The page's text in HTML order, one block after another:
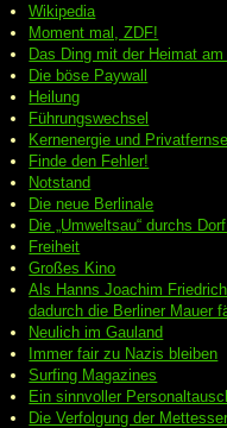
Wikipedia
Moment mal, ZDF!
Das Ding mit der Heimat
Die böse Paywall
Heilung
Führungswechsel
Kernenergie und
Finde den Fehler!
Notstand
Die neue Berlinale
Die „Umweltsau“ durchs
Freiheit
Großes Kino
Als Hanns Joachim
dadurch die Berliner Mauer
Neulich im Gauland
Immer fair zu Nazis bleiben
Surfing Magazines
Ein sinnvoller
Die Verfolgung der Mettesser